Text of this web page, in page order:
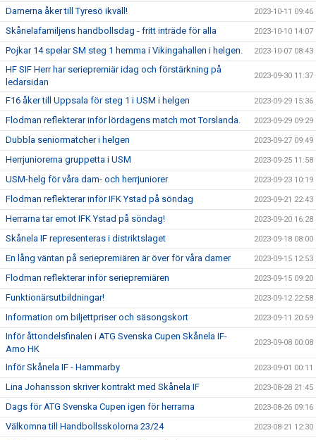
Damerna åker till Tyresö ikväll! 2023-10-11 09:46
Skånelafamiljens handbollsdag - fritt inträde för alla 2023-10-10 14:07
Pojkar 14 spelar SM steg 1 hemma i Vikingahallen i helgen. 2023-10-07 08:43
HF SIF Herr har seriepremiär idag och förstärkning på
ledarsidan
2023-09-30 11:37
F16 åker till Uppsala för steg 1 i USM i helgen 2023-09-29 15:36
Flodman reflekterar inför lördagens match mot Torslanda. 2023-09-29 09:29
Dubbla seniormatcher i helgen 2023-09-27 09:49
Herrjuniorerna gruppetta i USM 2023-09-25 11:58
USM-helg för våra dam- och herrjuniorer 2023-09-23 10:19
Flodman reflekterar inför IFK Ystad på söndag 2023-09-21 22:43
Herrarna tar emot IFK Ystad på söndag! 2023-09-20 16:28
Skånela IF representeras i distriktslaget 2023-09-18 08:00
En lång väntan på seriepremiären är över för våra damer 2023-09-15 12:53
Flodman reflekterar inför seriepremiären 2023-09-15 09:20
Funktionärsutbildningar! 2023-09-12 22:58
Information om biljettpriser och säsongskort 2023-09-11 20:59
Inför åttondelsfinalen i ATG Svenska Cupen Skånela IF-
Amo HK
2023-09-08 00:08
Inför Skånela IF - Hammarby 2023-09-01 00:11
Lina Johansson skriver kontrakt med Skånela IF 2023-08-28 21:45
Dags för ATG Svenska Cupen igen för herrarna 2023-08-26 09:16
Välkomna till Handbollsskolorna 23/24 2023-08-21 12:30